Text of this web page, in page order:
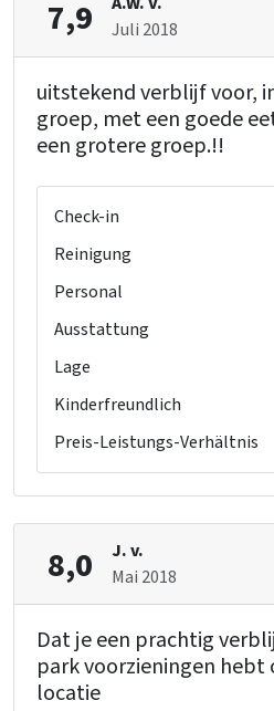
7,9
Juli 2018
uitstekend verblijf voor,
groep, met een goede
een grotere groep.!!
Check-in
Reinigung
Personal
Ausstattung
Lage
Kinderfreundlich
Preis-Leistungs-Verhältnis
8,0
J. v.
Mai 2018
Dat je een prachtig
park voorzieningen hebt
locatie